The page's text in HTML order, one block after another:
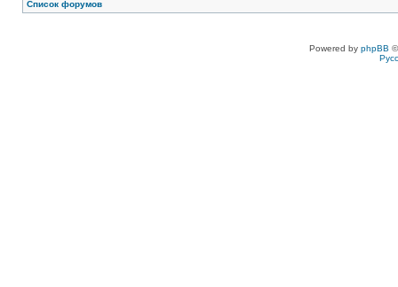
Список форумов
Powered by phpBB